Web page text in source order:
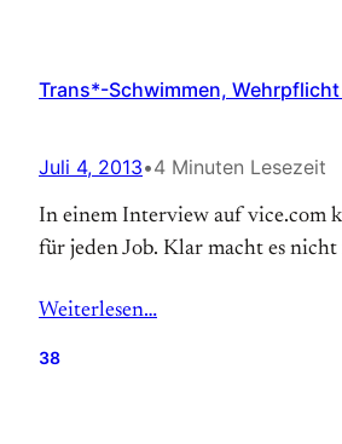
Trans*-Schwimmen,
Juli 4, 2013•4 Minuten Lesezeit
In einem Interview auf vice.com
für jeden Job. Klar macht es
Weiterlesen…
38